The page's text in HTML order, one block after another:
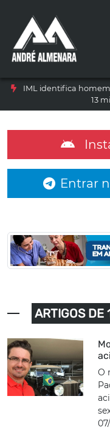
IML identifica
13
Entrar
ARTIGOS
O